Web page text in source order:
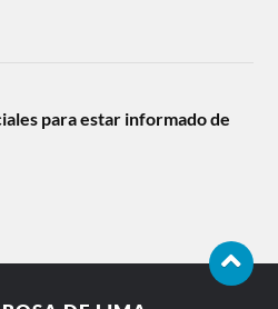
para estar informado de